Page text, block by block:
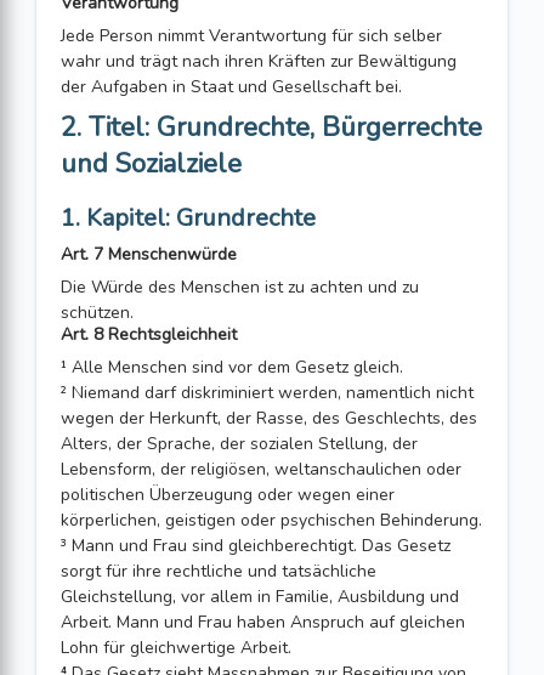
Jede Person nimmt Verantwortung für sich selber
wahr und trägt nach ihren Kräften zur Bewältigung
der Aufgaben in Staat und Gesellschaft bei.
2. Titel: Grundrechte, Bürgerrechte
und Sozialziele
1. Kapitel: Grundrechte
Art. 7 Menschenwürde
Die Würde des Menschen ist zu achten und zu
schützen.
Art. 8 Rechtsgleichheit
¹ Alle Menschen sind vor dem Gesetz gleich.
² Niemand darf diskriminiert werden, namentlich nicht
wegen der Herkunft, der Rasse, des Geschlechts, des
Alters, der Sprache, der sozialen Stellung, der
Lebens­form, der religiösen, weltanschaulichen oder
politischen Überzeugung oder wegen einer
körperlichen, geistigen oder psychischen Behinderung.
³ Mann und Frau sind gleichberechtigt. Das Gesetz
sorgt für ihre rechtliche und tat­sächliche
Gleichstellung, vor allem in Familie, Ausbildung und
Arbeit. Mann und Frau haben Anspruch auf gleichen
Lohn für gleichwertige Arbeit.